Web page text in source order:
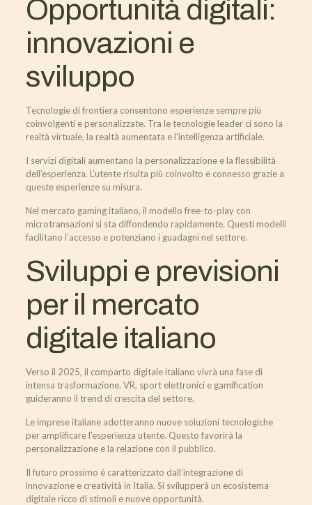
Opportunità digitali:
innovazioni e
sviluppo
Tecnologie di frontiera consentono esperienze sempre più
coinvolgenti e personalizzate. Tra le tecnologie leader ci sono la
realtà virtuale, la realtà aumentata e l’intelligenza artificiale.
I servizi digitali aumentano la personalizzazione e la flessibilità
dell’esperienza. L’utente risulta più coinvolto e connesso grazie a
queste esperienze su misura.
Nel mercato gaming italiano, il modello free-to-play con
microtransazioni si sta diffondendo rapidamente. Questi modelli
facilitano l’accesso e potenziano i guadagni nel settore.
Sviluppi e previsioni
per il mercato
digitale italiano
Verso il 2025, il comparto digitale italiano vivrà una fase di
intensa trasformazione. VR, sport elettronici e gamification
guideranno il trend di crescita del settore.
Le imprese italiane adotteranno nuove soluzioni tecnologiche
per amplificare l’esperienza utente. Questo favorirà la
personalizzazione e la relazione con il pubblico.
Il futuro prossimo è caratterizzato dall’integrazione di
innovazione e creatività in Italia. Si svilupperà un ecosistema
digitale ricco di stimoli e nuove opportunità.